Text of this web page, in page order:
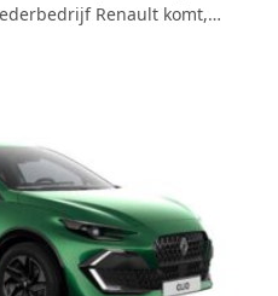
Renault komt,…